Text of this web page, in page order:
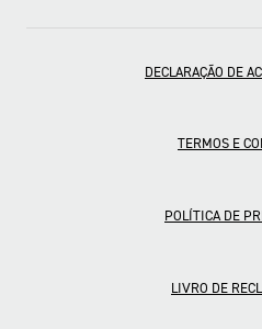
DECLARAÇÃO DE
TERMOS E
POLÍTICA DE
LIVRO DE